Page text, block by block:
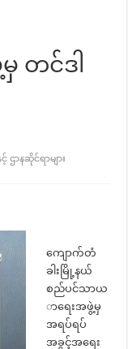
တင်ဒါ
ာနဆိုင်ရာများ
ကျောက်တံ
ခါးမြို့နယ်
စည်ပင်သာယ
ာရေးအဖွဲ့မှ
အရပ်ရပ်
အခွင့်အရေး